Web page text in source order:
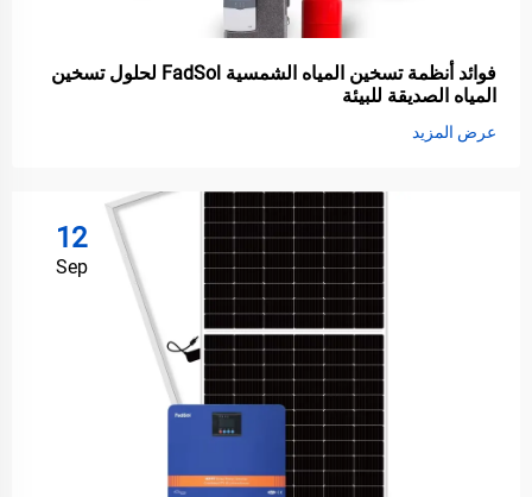
فوائد أنظمة تسخين المياه الشمسية FadSol لحلول تسخين
المياه الصديقة للبيئة
عرض المزيد
12
Sep